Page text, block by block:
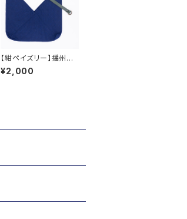
【紺ペイズリー】播州織
あづま袋
¥2,000